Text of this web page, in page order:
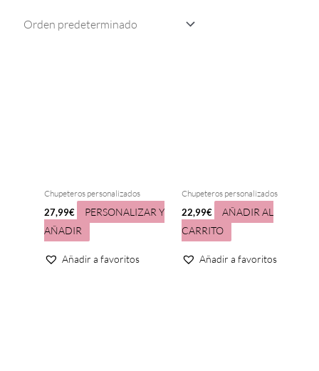
Chupeteros personalizados
27,99€
PERSONALIZAR Y
AÑADIR
Añadir a favoritos
Chupeteros personalizados
22,99€
AÑADIR AL
CARRITO
Añadir a favoritos